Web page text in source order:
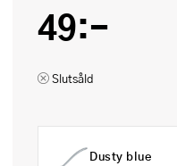
49:-
Slutsåld
Dusty blue